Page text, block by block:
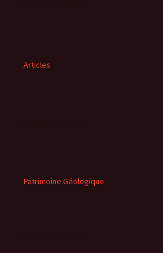
Articles
Patrimoine Géologique